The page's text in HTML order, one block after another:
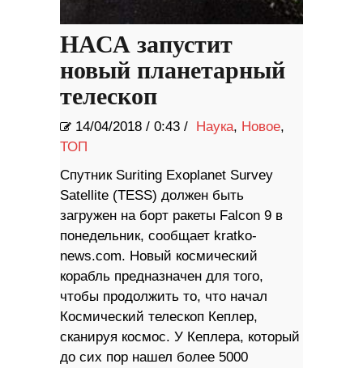
НАСА запустит
новый планетарный
телескоп
14/04/2018 / 0:43 / Наука, Новое,
ТОП
Спутник Suriting Exoplanet Survey
Satellite (TESS) должен быть
загружен на борт ракеты Falcon 9 в
понедельник, сообщает kratko-
news.com. Новый космический
корабль предназначен для того,
чтобы продолжить то, что начал
Космический телескоп Кеплер,
сканируя космос. У Кеплера, который
до сих пор нашел более 5000